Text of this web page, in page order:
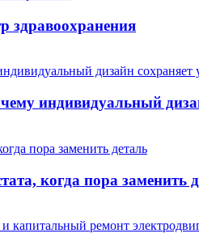
здравоохранения
индивидуальный
когда пора заменить